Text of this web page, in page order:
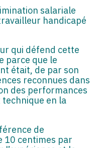
salariale
handicapé
qui défend cette
parce que le
était, de par son
reconnues dans
des performances
en la
de
10 centimes par